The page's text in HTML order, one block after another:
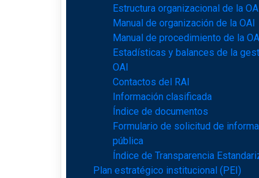
Estructura organizacional de la
Manual de organización de la OAI
Manual de procedimiento de la
Estadísticas y balances de la
OAI
Contactos del RAI
Información clasificada
Índice de documentos
Formulario de solicitud de
pública
Índice de Transparencia
Plan estratégico institucional (PEI)